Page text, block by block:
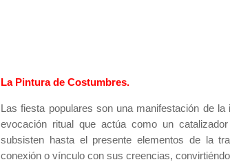
La Pintura de Costumbres.
Las fiesta populares son una manifestación de
evocación ritual que actúa como un
subsisten hasta el presente elementos de la
conexión o vínculo con sus creencias,